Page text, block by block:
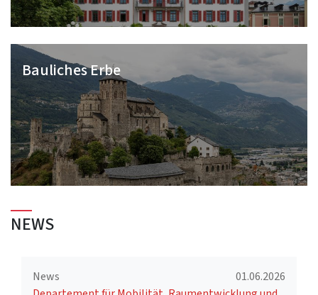
Bauliches Erbe
NEWS
News
01.06.2026